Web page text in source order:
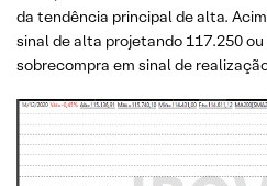
da tendência principal de alta.
sinal de alta projetando 117.250 ou
sobrecompra em sinal de